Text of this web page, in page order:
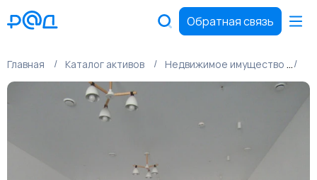
Обратная связь
Главная Каталог активов Недвижимое имущество